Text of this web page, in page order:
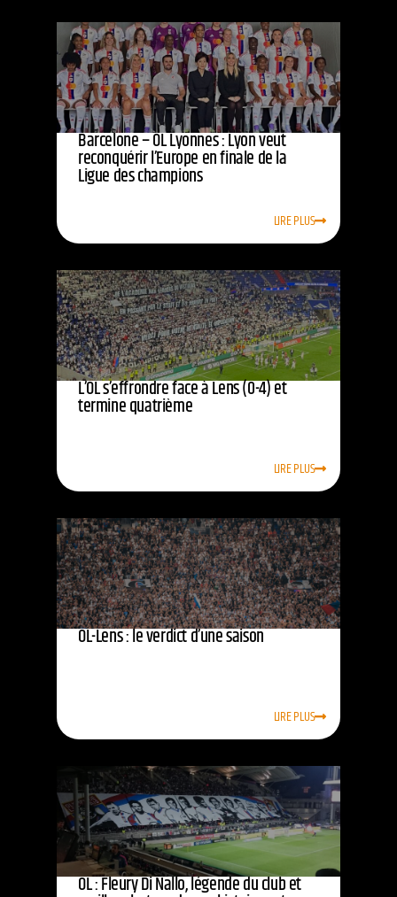
Barcelone – OL Lyonnes : Lyon veut
reconquérir l’Europe en finale de la
Ligue des champions
LIRE PLUS
L’OL s’effrondre face à Lens (0-4) et
termine quatrième
LIRE PLUS
OL-Lens : le verdict d’une saison
LIRE PLUS
OL : Fleury Di Nallo, légende du club et